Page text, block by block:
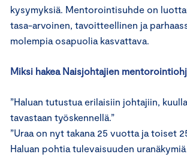
kysymyksiä. Mentorointisuhde on
tasa-arvoinen, tavoitteellinen ja
molempia osapuolia kasvattava.
Miksi hakea Naisjohtajien
”Haluan tutustua erilaisiin johtajiin,
tavastaan työskennellä.”
”Uraa on nyt takana 25 vuotta ja toiset
Haluan pohtia tulevaisuuden